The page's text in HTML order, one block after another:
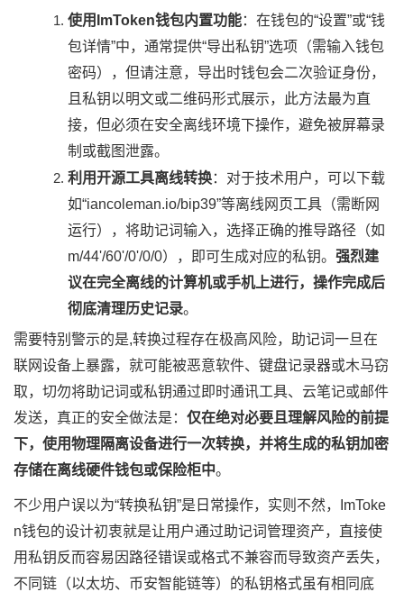
使用ImToken钱包内置功能：在钱包的“设置”或“钱
包详情”中，通常提供“导出私钥”选项（需输入钱包
密码），但请注意，导出时钱包会二次验证身份，
且私钥以明文或二维码形式展示，此方法最为直
接，但必须在安全离线环境下操作，避免被屏幕录
制或截图泄露。
利用开源工具离线转换：对于技术用户，可以下载
如“iancoleman.io/bip39”等离线网页工具（需断网
运行），将助记词输入，选择正确的推导路径（如
m/44'/60'/0'/0/0），即可生成对应的私钥。 强烈建
议在完全离线的计算机或手机上进行，操作完成后
彻底清理历史记录。
需要特别警示的是,转换过程存在极高风险，助记词一旦在
联网设备上暴露，就可能被恶意软件、键盘记录器或木马窃
取，切勿将助记词或私钥通过即时通讯工具、云笔记或邮件
发送，真正的安全做法是： 仅在绝对必要且理解风险的前提
下，使用物理隔离设备进行一次转换，并将生成的私钥加密
存储在离线硬件钱包或保险柜中。
不少用户误以为“转换私钥”是日常操作，实则不然，ImToke
n钱包的设计初衷就是让用户通过助记词管理资产，直接使
用私钥反而容易因路径错误或格式不兼容而导致资产丢失，
不同链（以太坊、币安智能链等）的私钥格式虽有相同底